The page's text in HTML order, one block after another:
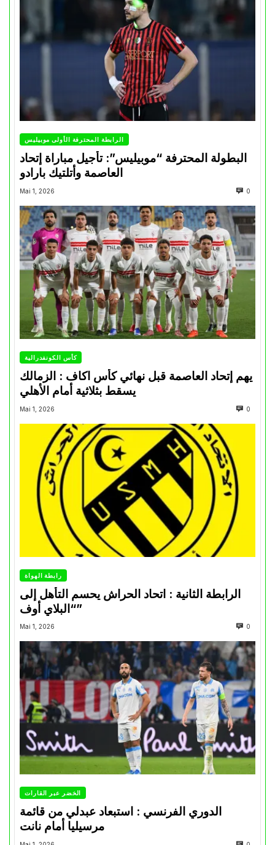
الرابطة المحترفة الأولى موبيليس
البطولة المحترفة “موبيليس”: تأجيل مباراة إتحاد
العاصمة وأتلتيك بارادو
Mai 1, 2026 0
كأس الكونفدرالية
يهم إتحاد العاصمة قبل نهائي كأس اكاف : الزمالك
Mai 1, 2026 0
رابطة الهواة
الرابطة الثانية : اتحاد الحراش يحسم التأهل إلى
“البلاي أوف”
Mai 1, 2026 0
الخضر عبر القارات
الدوري الفرنسي : استبعاد عبدلي من قائمة
مرسيليا أمام نانت